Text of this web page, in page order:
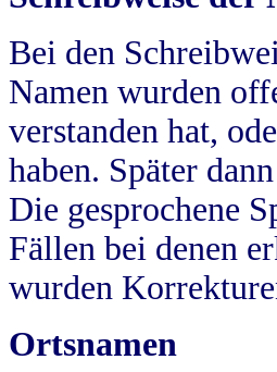
Bei den
Namen wurden
verstanden hat,
haben. Später
Die gesprochene
Fällen bei denen
wurden
Ortsnamen